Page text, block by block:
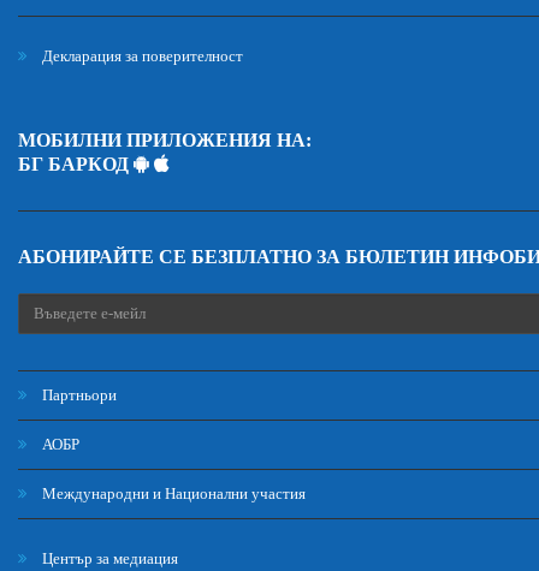
Декларация за поверителност
МОБИЛНИ ПРИЛОЖЕНИЯ НА:
БГ БАРКОД
АБОНИРАЙТЕ СЕ БЕЗПЛАТНО ЗА БЮЛЕТИН
Партньори
АОБР
Международни и Национални участия
Център за медиация